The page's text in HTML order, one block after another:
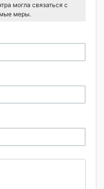
могла связаться с
меры.